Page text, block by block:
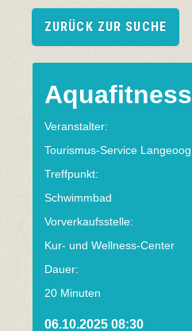
ZURÜCK ZUR SUCHE
Aquafitness
Veranstalter:
Tourismus-Service Langeoog
Treffpunkt:
Schwimmbad
Vorverkaufsstelle:
Kur- und Wellness-Center
Dauer:
20 Minuten
06.10.2025 08:30